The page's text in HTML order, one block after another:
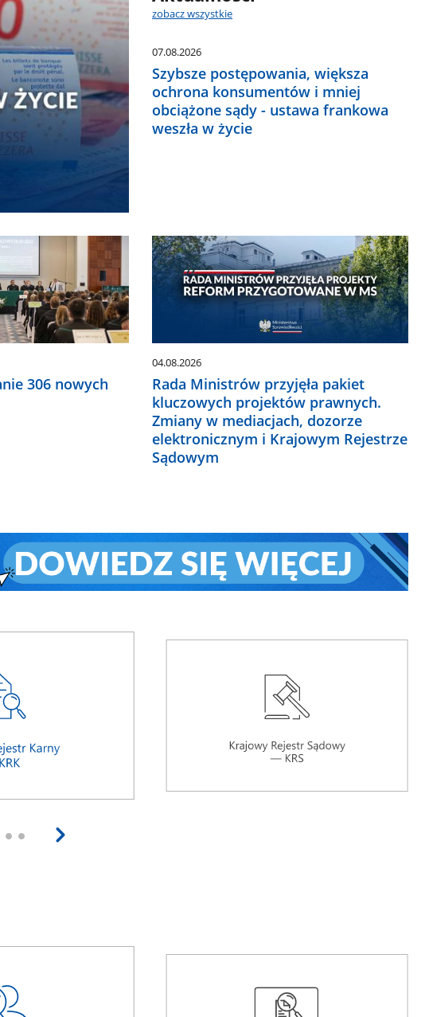
zobacz wszystkie
07.08.2026
Szybsze postępowania, większa
ochrona konsumentów i mniej
obciążone sądy - ustawa frankowa
weszła w życie
306 nowych
04.08.2026
Rada Ministrów przyjęła pakiet
kluczowych projektów prawnych.
Zmiany w mediacjach, dozorze
elektronicznym i Krajowym Rejestrze
Sądowym